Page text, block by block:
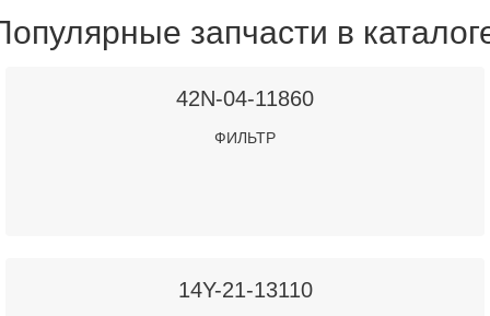
запчасти в
42N-04-11860
ФИЛЬТР
14Y-21-13110